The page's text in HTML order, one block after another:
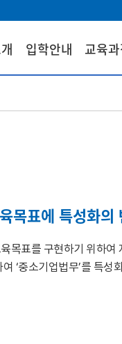
입학안내 교육
목표에 특성화의
목표를 구현하기 위하여
‘중소기업법무’를 특성